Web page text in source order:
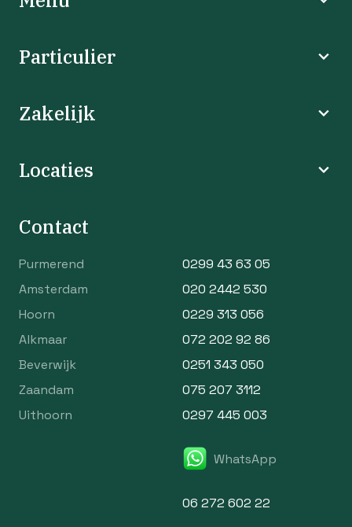
Particulier
Zakelijk
Locaties
Contact
Purmerend
0299 43 63 05
Amsterdam
020 2442 530
Hoorn
0229 313 056
Alkmaar
072 202 92 86
Beverwijk
0251 343 050
Zaandam
075 207 3112
Uithoorn
0297 445 003
WhatsApp
06 272 602 22